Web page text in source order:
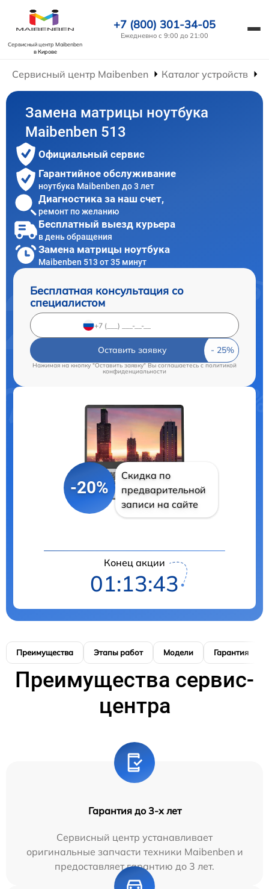
Сервисный центр Maibenben
в Кирове
+7 (800) 301-34-05
Ежедневно с 9:00 до 21:00
Сервисный центр Maibenben Каталог устройств
Замена матрицы ноутбука
Maibenben 513
Официальный сервис
Гарантийное обслуживание
ноутбука Maibenben до 3 лет
Диагностика за наш счет,
ремонт по желанию
Бесплатный выезд курьера
в день обращения
Замена матрицы ноутбука
Maibenben 513 от 35 минут
Бесплатная консультация со
специалистом
Оставить заявку
Нажимая на кнопку "Оставить заявку" Вы соглашаетесь cполитикой
конфиденциальности
-20%
Скидка по
предварительной
записи на сайте
Конец акции
01:13:42
Преимущества Этапы работ Модели Гарантия
Преимущества сервис-
центра
Гарантия до 3-х лет
Сервисный центр устанавливает
оригинальные запчасти техники Maibenben и
предоставляет гарантию до 3 лет.